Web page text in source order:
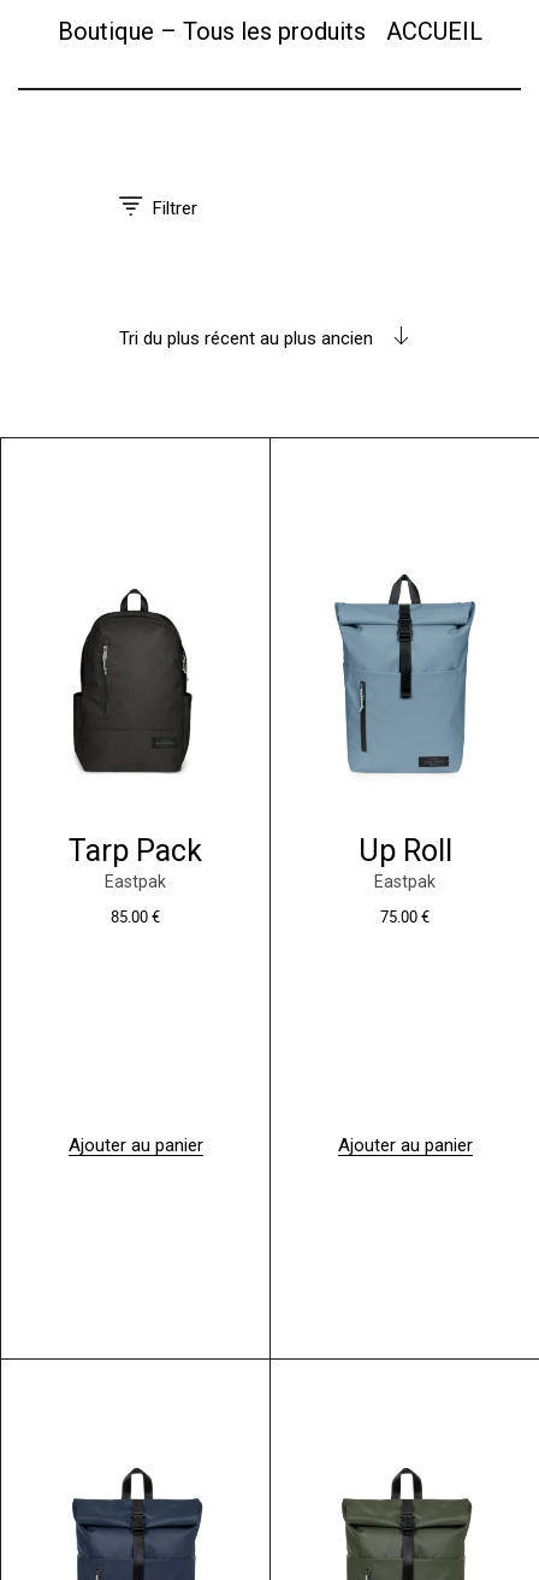
Filtrer
Boutique – Tous les produits ACCUEIL
Tri du plus récent au plus ancien
Tarp Pack
Eastpak
85.00€
Ajouter au panier
Up Roll
Eastpak
75.00€
Ajouter au panier